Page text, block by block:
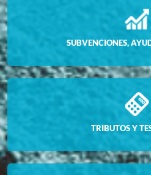
SUBVENCIONES,
TRIBUTOS Y